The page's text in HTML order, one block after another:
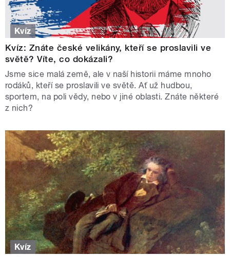
Kvíz
Kvíz: Znáte české velikány, kteří se proslavili ve
světě? Víte, co dokázali?
Jsme sice malá země, ale v naší historii máme mnoho
rodáků, kteří se proslavili ve světě. Ať už hudbou,
sportem, na poli vědy, nebo v jiné oblasti. Znáte některé
z nich?
Kvíz